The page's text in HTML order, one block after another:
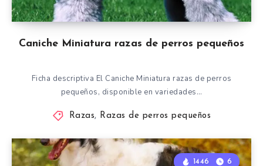
Caniche Miniatura razas de perros pequeños
Ficha descriptiva El Caniche Miniatura razas de perros
pequeños, disponible en variedades…
Razas, Razas de perros pequeños
1446 6